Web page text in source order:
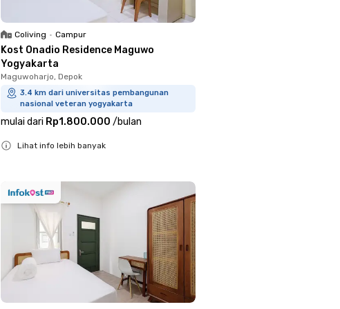
Coliving • Campur
Kost Onadio Residence Maguwo
Yogyakarta
Maguwoharjo, Depok
3.4 km dari universitas pembangunan
nasional veteran yogyakarta
mulai dari Rp1.800.000 /bulan
Lihat info lebih banyak